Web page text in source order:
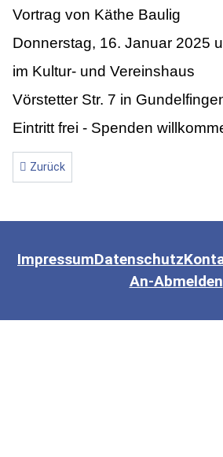
Vortrag von Käthe Baulig
Donnerstag, 16. Januar 2025
im Kultur- und Vereinshaus
Vörstetter Str. 7 in
Eintritt frei - Spenden
Vorheriger Beitrag: Vietnam -
Zurück
ImpressumDatenschutz
An-Abmelden